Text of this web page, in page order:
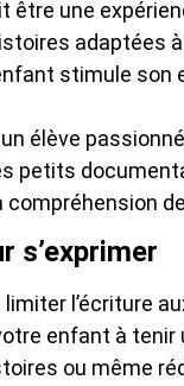
être une
adaptées à
stimule son
élève
petits
compréhension
s’exprimer
l’écriture
enfant à tenir
ou même